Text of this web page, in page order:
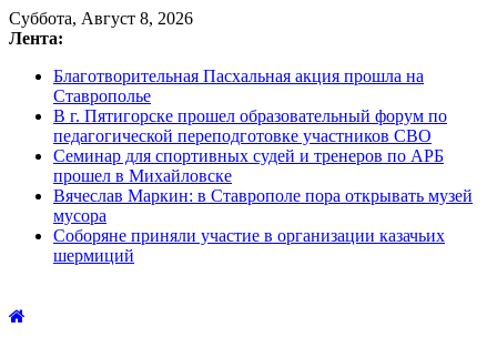
Суббота, Август 8, 2026
Лента:
Благотворительная Пасхальная акция прошла на
Ставрополье
В г. Пятигорске прошел образовательный форум по
педагогической переподготовке участников СВО
Семинар для спортивных судей и тренеров по АРБ
прошел в Михайловске
Вячеслав Маркин: в Ставрополе пора открывать музей
мусора
Соборяне приняли участие в организации казачьих
шермиций